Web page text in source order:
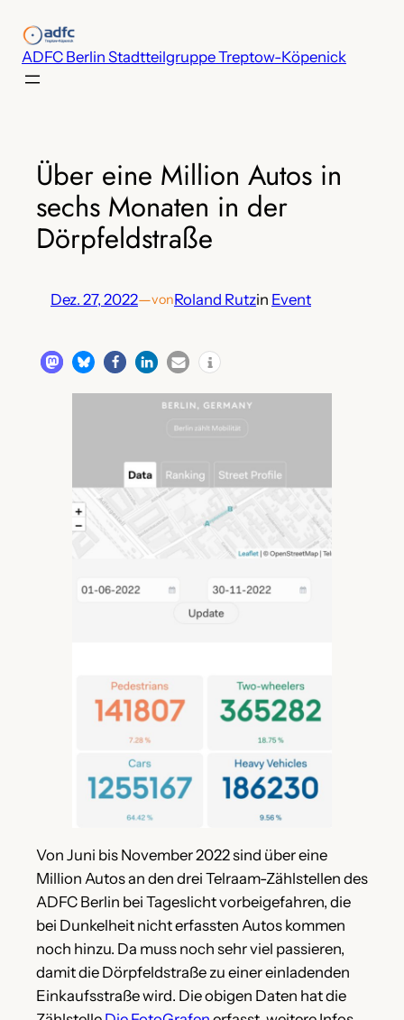
Inhalt
springen
ADFC Berlin Stadtteilgruppe Treptow-Köpenick
Über eine Million Autos in
sechs Monaten in der
Dörpfeldstraße
Dez. 27, 2022—vonRoland Rutzin Event
Von Juni bis November 2022 sind über eine
Million Autos an den drei Telraam-Zählstellen des
ADFC Berlin bei Tageslicht vorbeigefahren, die
bei Dunkelheit nicht erfassten Autos kommen
noch hinzu. Da muss noch sehr viel passieren,
damit die Dörpfeldstraße zu einer einladenden
Einkaufsstraße wird. Die obigen Daten hat die